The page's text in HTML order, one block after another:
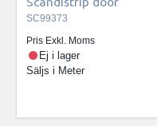
SC99373
Pris Exkl. Moms
Ej i lager
Säljs i Meter